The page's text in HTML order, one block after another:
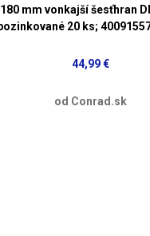
mm vonkajší šesťhran
20 ks;
44,99 €
od Conrad.sk